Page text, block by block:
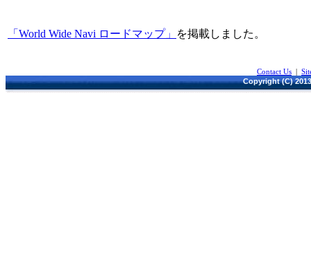
「World Wide Navi ロードマップ」 を掲載しました。
Contact Us |
Copyright (C)